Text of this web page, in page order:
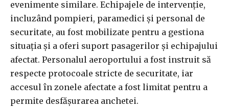
evenimente similare. Echipajele de intervenție,
incluzând pompieri, paramedici și personal de
securitate, au fost mobilizate pentru a gestiona
situația și a oferi suport pasagerilor și echipajului
afectat. Personalul aeroportului a fost instruit să
respecte protocoale stricte de securitate, iar
accesul în zonele afectate a fost limitat pentru a
permite desfășurarea anchetei.